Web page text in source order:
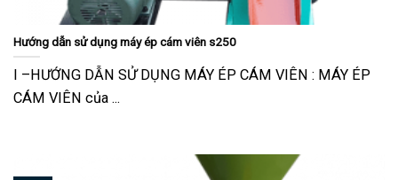
Hướng dẫn sử dụng máy ép cám viên s250
I –HƯỚNG DẪN SỬ DỤNG MÁY ÉP CÁM VIÊN : MÁY ÉP
CÁM VIÊN của ...